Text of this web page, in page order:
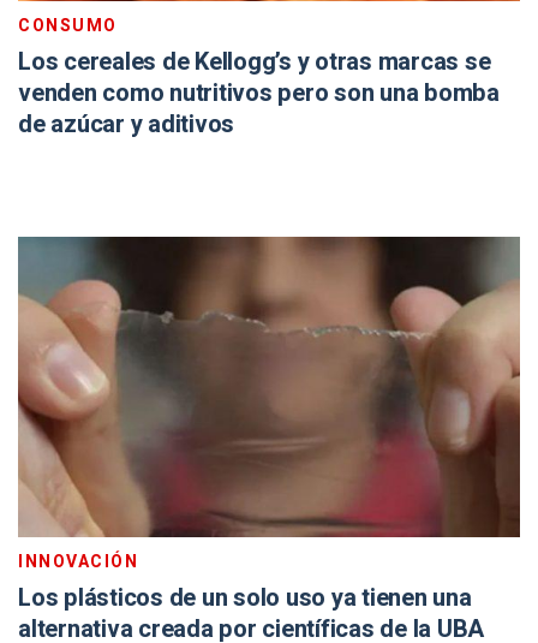
CONSUMO
Los cereales de Kellogg’s y otras marcas se
venden como nutritivos pero son una bomba
de azúcar y aditivos
INNOVACIÓN
Los plásticos de un solo uso ya tienen una
alternativa creada por científicas de la UBA